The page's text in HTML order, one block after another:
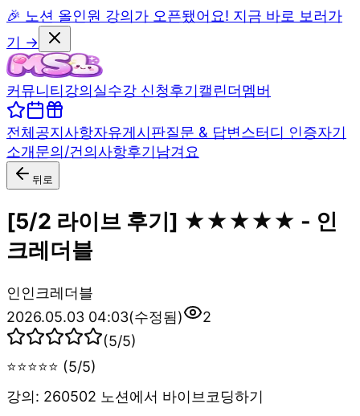
🎉 노션 올인원 강의가 오픈됐어요! 지금 바로 보러가
기 →
커뮤니티강의실수강 신청후기캘린더멤버
전체공지사항자유게시판질문 & 답변스터디 인증자기
소개문의/건의사항후기남겨요
뒤로
[5/2 라이브 후기] ★★★★★ - 인
크레더블
인인크레더블
2026.05.03 04:03(수정됨)
2
(5/5)
⭐⭐⭐⭐⭐ (5/5)
강의: 260502 노션에서 바이브코딩하기